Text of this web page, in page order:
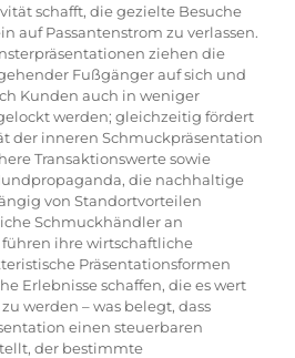
schafft, die gezielte Besuche
auf Passantenstrom zu verlassen.
ziehen die
Fußgänger auf sich und
Kunden auch in weniger
werden; gleichzeitig fördert
der inneren Schmuckpräsentation
Transaktionswerte sowie
die nachhaltige
von Standortvorteilen
Schmuckhändler an
ihre wirtschaftliche
Präsentationsformen
Erlebnisse schaffen, die es wert
werden – was belegt, dass
einen steuerbaren
der bestimmte